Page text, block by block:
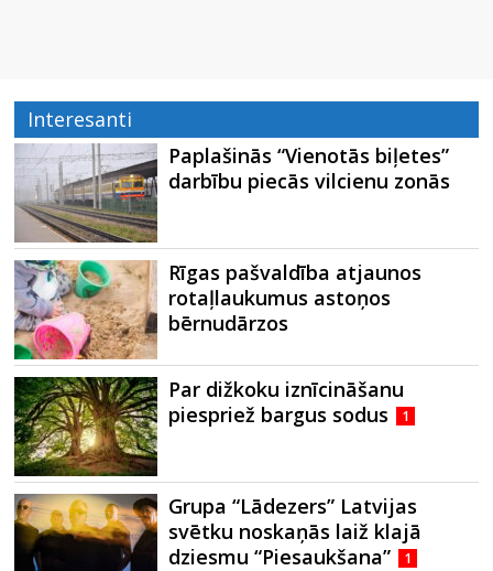
Interesanti
Paplašinās “Vienotās biļetes”
darbību piecās vilcienu zonās
Rīgas pašvaldība atjaunos
rotaļlaukumus astoņos
bērnudārzos
Par dižkoku iznīcināšanu
piespriež bargus sodus
1
Grupa “Lādezers” Latvijas
svētku noskaņās laiž klajā
dziesmu “Piesaukšana”
1